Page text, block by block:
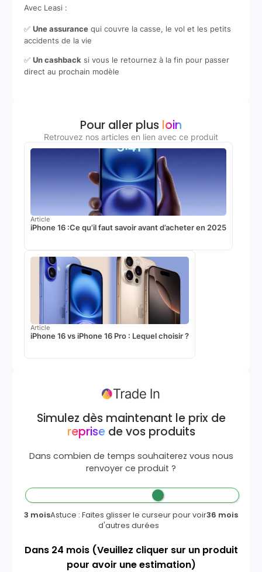
Avec Leasi :
✅ Une assurancequi couvre la casse, le vol et les petits
accidents de la vie
✅ Un cashback si vous le retournez à la fin pour passer
direct au prochain modèle
Pour aller plus loin
Retrouvez nos articles en lien avec ce produit
Article
iPhone 16 :Ce qu’il faut savoir avant d’acheter en 2025
Article
iPhone 16 vs iPhone 16 Pro : Lequel choisir ?
Simulez dès maintenant le prix de
reprisede vos produits
Dans combien de temps souhaiterez vous nous
renvoyer ce produit ?
3 moisAstuce : Faites glisser le curseur pour voir
d'autres durées
36 mois
Dans 24 mois (Veuillez cliquer sur un produit
pour avoir une estimation)